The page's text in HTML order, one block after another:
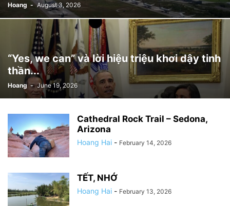
Hoang - August 3, 2026
“Yes, we can” và lời hiệu triệu khơi dậy tinh
thần...
Hoang - June 19, 2026
Cathedral Rock Trail – Sedona,
Arizona
Hoang Hai - February 14, 2026
TẾT, NHỚ
Hoang Hai - February 13, 2026